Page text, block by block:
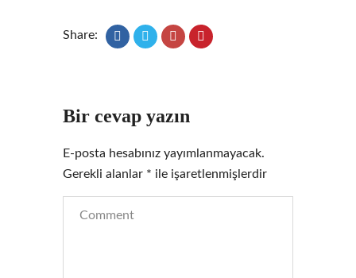
Share:
Bir cevap yazın
E-posta hesabınız yayımlanmayacak.
Gerekli alanlar * ile işaretlenmişlerdir